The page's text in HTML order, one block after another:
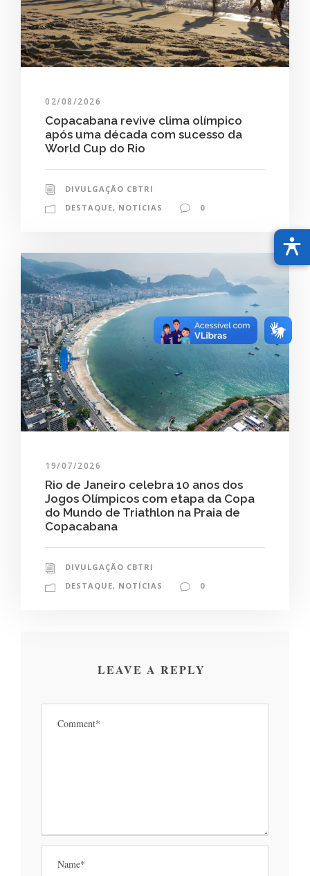
02/08/2026
Copacabana revive clima olímpico
após uma década com sucesso da
World Cup do Rio
DIVULGAÇÃO CBTRI
DESTAQUE, NOTÍCIAS 0
19/07/2026
Rio de Janeiro celebra 10 anos dos
Jogos Olímpicos com etapa da Copa
do Mundo de Triathlon na Praia de
Copacabana
DIVULGAÇÃO CBTRI
DESTAQUE, NOTÍCIAS 0
LEAVE A REPLY